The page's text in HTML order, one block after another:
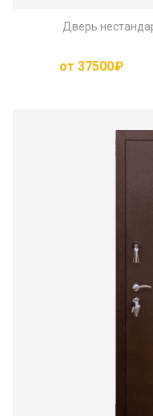
Дверь
от 37500₽